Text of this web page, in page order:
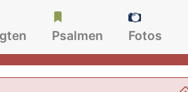
Psalmen Fotos